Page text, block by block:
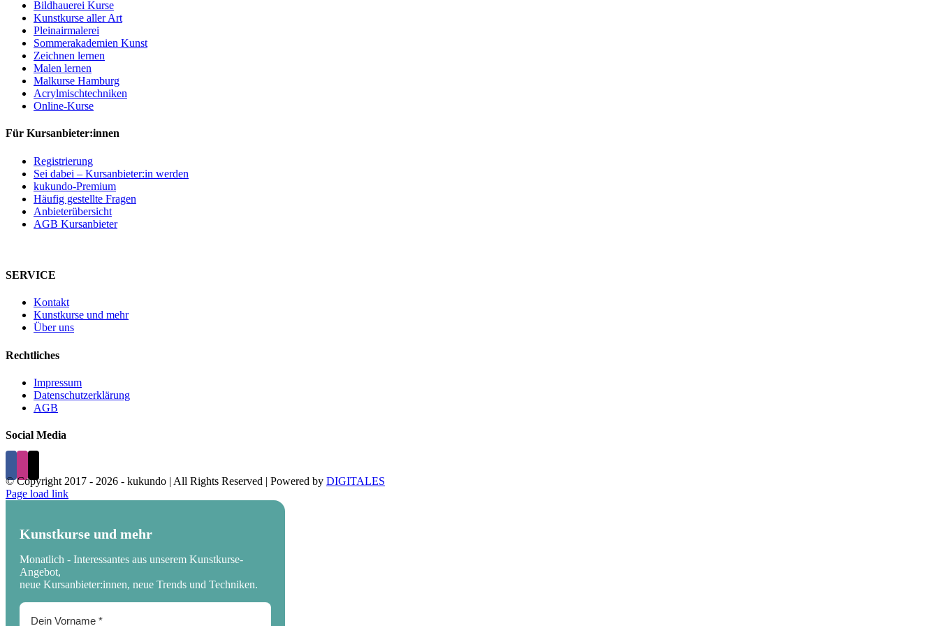
Bildhauerei Kurse
Kunstkurse aller Art
Pleinairmalerei
Sommerakademien Kunst
Zeichnen lernen
Malen lernen
Malkurse Hamburg
Acrylmischtechniken
Online-Kurse
Für Kursanbieter:innen
Registrierung
Sei dabei – Kursanbieter:in werden
kukundo-Premium
Häufig gestellte Fragen
Anbieterübersicht
AGB Kursanbieter
SERVICE
Kontakt
Kunstkurse und mehr
Über uns
Rechtliches
Impressum
Datenschutzerklärung
AGB
Social Media
© Copyright 2017 - 2026 - kukundo | All Rights Reserved | Powered by DIGITALES
Page load link
Kunstkurse und mehr
Monatlich - Interessantes aus unserem Kunstkurse-
Angebot,
neue Kursanbieter:innen, neue Trends und Techniken.